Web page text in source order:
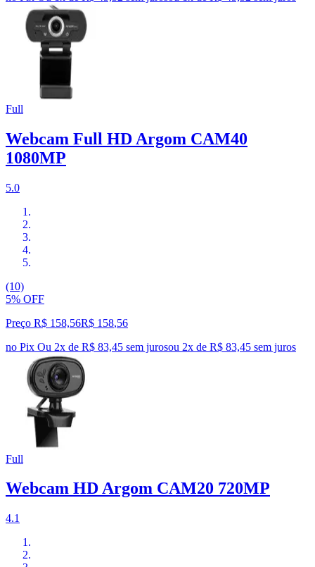
Full
Webcam Full HD Argom CAM40
1080MP
5.0
(10)
5% OFF
Preço R$ 158,56R$ 158,56
no Pix Ou 2x de R$ 83,45 sem jurosou 2x de R$ 83,45 sem juros
Full
Webcam HD Argom CAM20 720MP
4.1